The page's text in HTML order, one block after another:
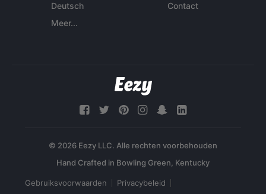
Deutsch
Meer...
Contact
© 2026 Eezy LLC. Alle rechten voorbehouden
Gebruiksvoorwaarden Privacybeleid